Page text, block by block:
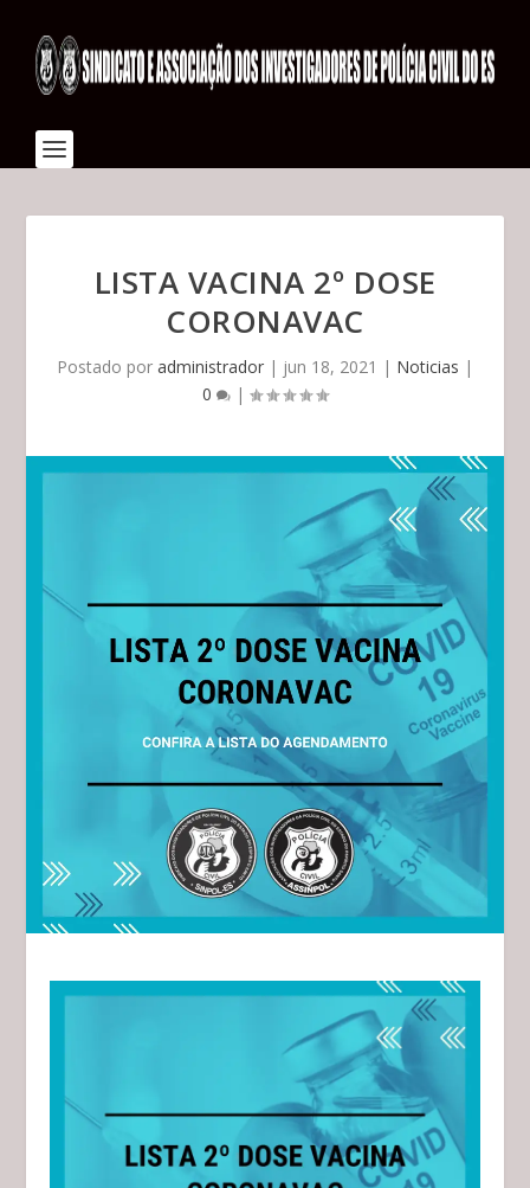
LISTA VACINA 2º DOSE
CORONAVAC
Postado por administrador | jun 18, 2021 | Noticias |
0
|